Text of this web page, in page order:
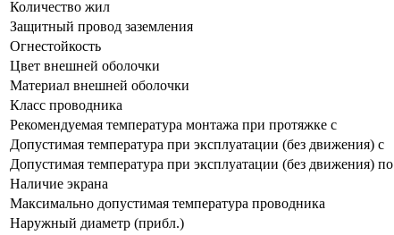
Количество жил
Защитный провод заземления
Огнестойкость
Цвет внешней оболочки
Материал внешней оболочки
Класс проводника
Рекомендуемая температура монтажа при протяжке с
Допустимая температура при эксплуатации (без движения) с
Допустимая температура при эксплуатации (без движения) по
Наличие экрана
Максимально допустимая температура проводника
Наружный диаметр (прибл.)